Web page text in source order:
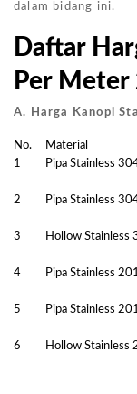
dalam bidang ini.
Daftar
Per Meter
A. Harga Kanopi
No. Material
1
Pipa Stainless
2
Pipa Stainless
3
Hollow Stainless
4
Pipa Stainless
5
Pipa Stainless
6
Hollow Stainless